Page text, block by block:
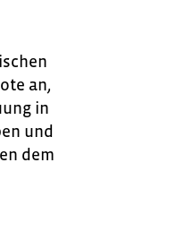
an,
in
und
dem